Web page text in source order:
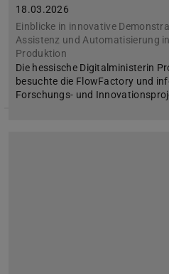
18.03.2026
Einblicke in innovative
Assistenz und Automatisierung
Produktion
Die hessische Digitalministerin
besuchte die FlowFactory und
Forschungs- und